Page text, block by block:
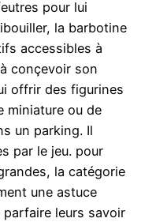
pour lui
la barbotine
accessibles à
conçevoir son
offrir des figurines
miniature ou de
un parking. Il
par le jeu. pour
la catégorie
une astuce
parfaire leurs savoir